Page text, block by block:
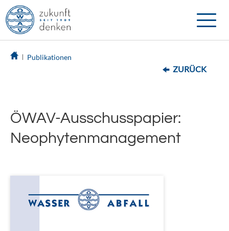
Toggle
Publikationen
ZURÜCK
ÖWAV-Ausschusspapier:
Neophytenmanagement